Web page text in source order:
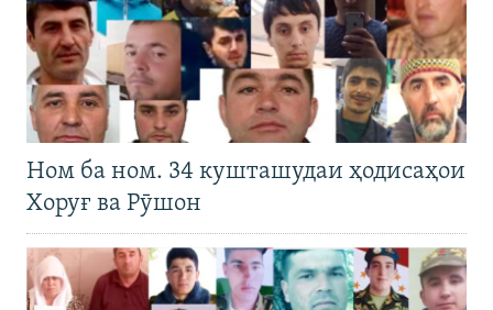
Ном ба ном. 34 кушташудаи ҳодисаҳои
Хоруғ ва Рӯшон